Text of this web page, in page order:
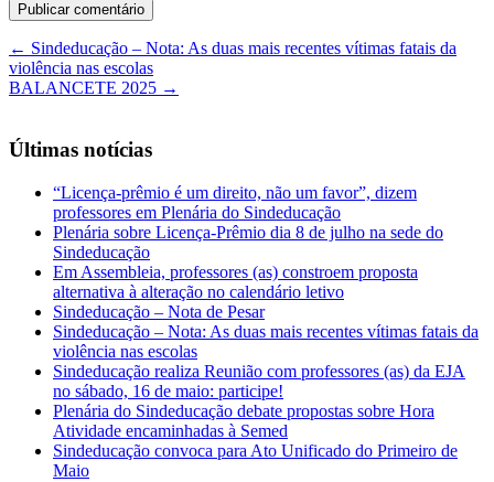
← Sindeducação – Nota: As duas mais recentes vítimas fatais da
violência nas escolas
BALANCETE 2025 →
Últimas notícias
“Licença-prêmio é um direito, não um favor”, dizem
professores em Plenária do Sindeducação
Plenária sobre Licença-Prêmio dia 8 de julho na sede do
Sindeducação
Em Assembleia, professores (as) constroem proposta
alternativa à alteração no calendário letivo
Sindeducação – Nota de Pesar
Sindeducação – Nota: As duas mais recentes vítimas fatais da
violência nas escolas
Sindeducação realiza Reunião com professores (as) da EJA
no sábado, 16 de maio: participe!
Plenária do Sindeducação debate propostas sobre Hora
Atividade encaminhadas à Semed
Sindeducação convoca para Ato Unificado do Primeiro de
Maio